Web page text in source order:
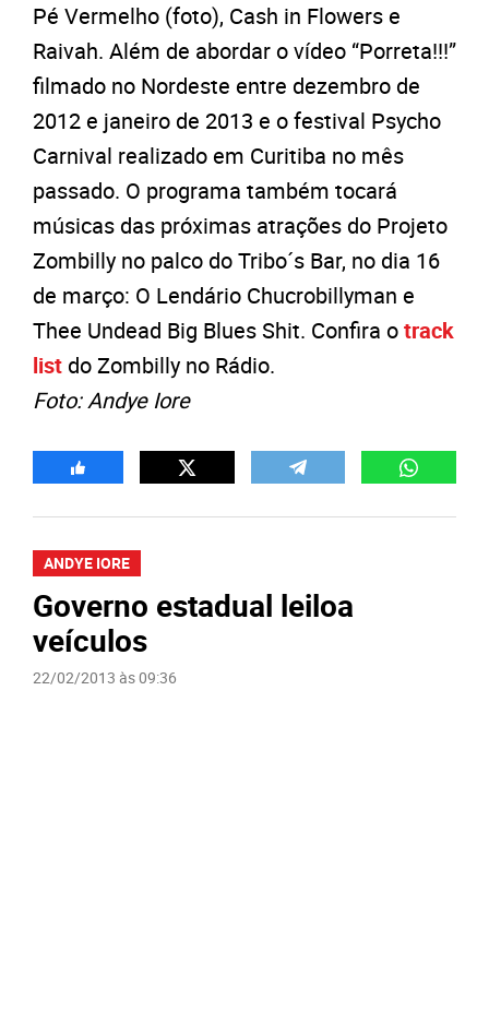
Pé Vermelho (foto), Cash in Flowers e
Raivah. Além de abordar o vídeo “Porreta!!!”
filmado no Nordeste entre dezembro de
2012 e janeiro de 2013 e o festival Psycho
Carnival realizado em Curitiba no mês
passado. O programa também tocará
músicas das próximas atrações do Projeto
Zombilly no palco do Tribo´s Bar, no dia 16
de março: O Lendário Chucrobillyman e
Thee Undead Big Blues Shit. Confira otrack
list do Zombilly no Rádio.
Foto: Andye Iore
ANDYE IORE
Governo estadual leiloa
veículos
22/02/2013 às 09:36